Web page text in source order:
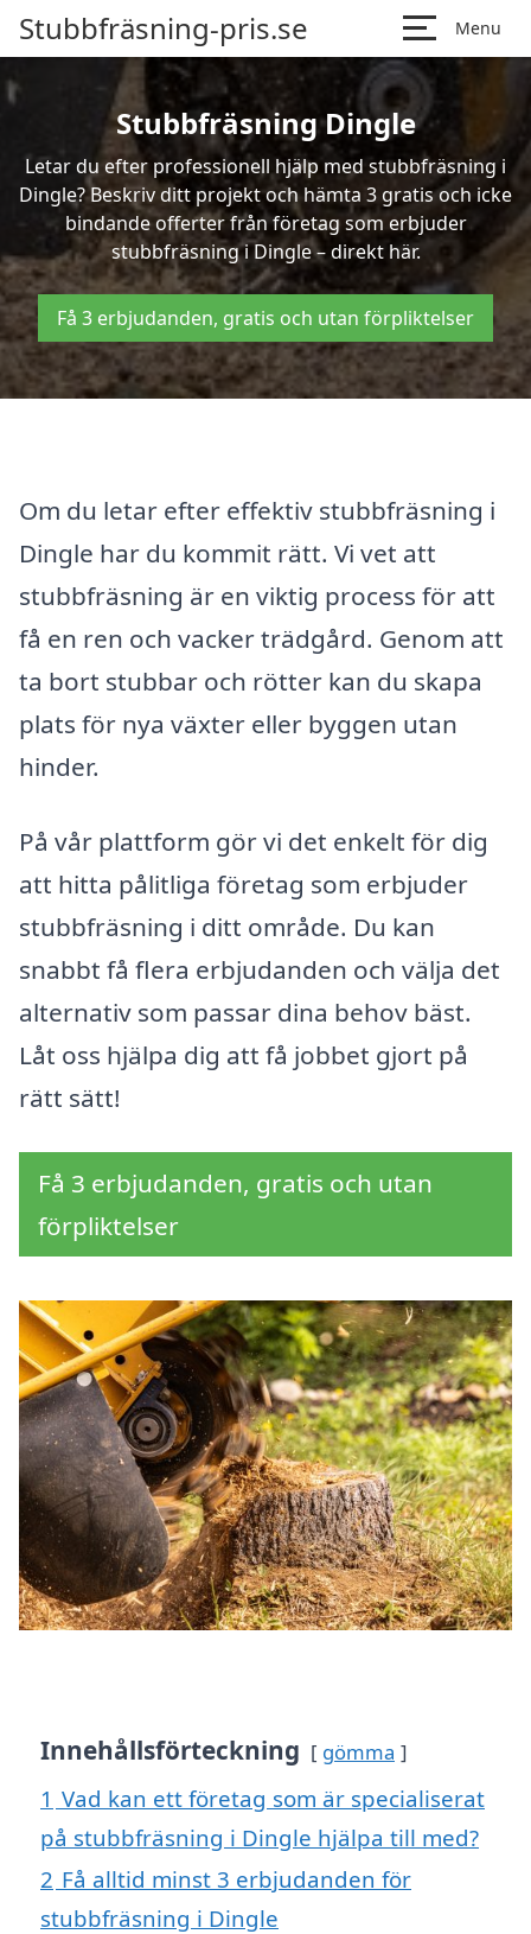
Stubbfräsning-pris.se Menu
Stubbfräsning Dingle
Letar du efter professionell hjälp med stubbfräsning i
Dingle? Beskriv ditt projekt och hämta 3 gratis och icke
bindande offerter från företag som erbjuder
stubbfräsning i Dingle – direkt här.
Få 3 erbjudanden, gratis och utan förpliktelser
Om du letar efter effektiv stubbfräsning i
Dingle har du kommit rätt. Vi vet att
stubbfräsning är en viktig process för att
få en ren och vacker trädgård. Genom att
ta bort stubbar och rötter kan du skapa
plats för nya växter eller byggen utan
hinder.
På vår plattform gör vi det enkelt för dig
att hitta pålitliga företag som erbjuder
stubbfräsning i ditt område. Du kan
snabbt få flera erbjudanden och välja det
alternativ som passar dina behov bäst.
Låt oss hjälpa dig att få jobbet gjort på
rätt sätt!
Få 3 erbjudanden, gratis och utan
förpliktelser
Innehållsförteckning gömma
1 Vad kan ett företag som är specialiserat
på stubbfräsning i Dingle hjälpa till med?
2 Få alltid minst 3 erbjudanden för
stubbfräsning i Dingle